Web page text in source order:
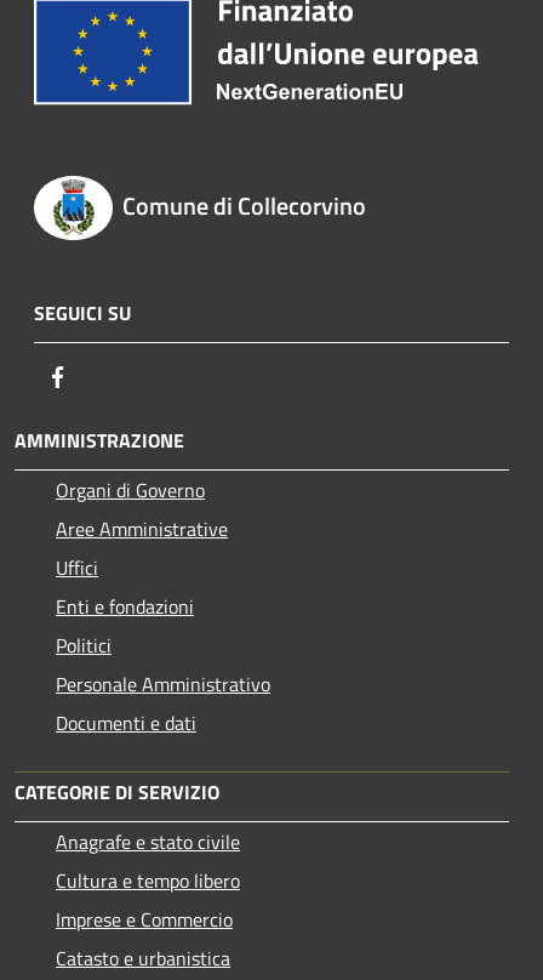
Comune di Collecorvino
SEGUICI SU
AMMINISTRAZIONE
Organi di Governo
Aree Amministrative
Uffici
Enti e fondazioni
Politici
Personale Amministrativo
Documenti e dati
CATEGORIE DI SERVIZIO
Anagrafe e stato civile
Cultura e tempo libero
Imprese e Commercio
Catasto e urbanistica